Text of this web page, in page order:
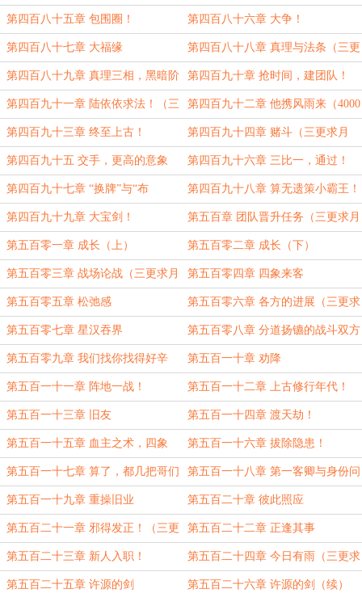
第四百八十五章 包围圈！ 第四百八十六章 大争！
第四百八十七章 大福缘 第四百八十八章 真理与法条（三更
求月票！）
第四百八十九章 真理三相，黑暗阶
梯团队战！
第四百九十章 抢时间，建团队！
第四百九十一章 陆依依求法！（三
更求月票！）
第四百九十二章 他携风雨来（4000
字）
第四百九十三章 终至上古！ 第四百九十四章 赌斗（三更求月
票！）
第四百九十五 交手，更高的意象
法！
第四百九十六章 三比一，通过！
第四百九十七章 “换牌”与“布
告”（三更求月票！）
第四百九十八章 算无遗策小霸王！
第四百九十九章 大宝剑！ 第五百章 团队晋升任务（三更求月
票！）
第五百零一章 成长（上） 第五百零二章 成长（下）
第五百零三章 战场论战（三更求月
票！）
第五百零四章 四象来客
第五百零五章 松弛感 第五百零六章 各方的进展（三更求
月票！）
第五百零七章 星汉吞界 第五百零八章 分道扬镳的战斗双方
第五百零九章 我们找你找得好辛
苦！（三更求月票！）
第五百一十章 劝降
第五百一十一章 阵地一战！ 第五百一十二章 上古修行年代！
（三更求月票！）
第五百一十三章 旧友 第五百一十四章 渡天劫！
第五百一十五章 血主之术，四象
齐！（三更求月票！）
第五百一十六章 拔除隐患！
第五百一十七章 算了，都几把哥们 第五百一十八章 第一客卿与身份问
题（三更！）
第五百一十九章 重操旧业 第五百二十章 彼此照应
第五百二十一章 邪得发正！（三更
求月票！）
第五百二十二章 正逢其事
第五百二十三章 新人入职！ 第五百二十四章 今日有雨（三更求
月票！）
第五百二十五章 许源的剑 第五百二十六章 许源的剑（续）